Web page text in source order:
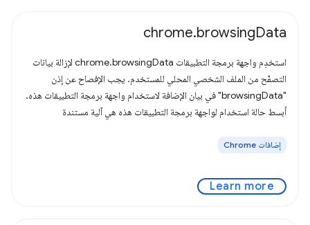
chrome.browsingData
استخدِم واجهة برمجة التطبيقات chrome.browsingData لإزالة بيانات
التصفّح من الملف الشخصي المحلي للمستخدم. يجب الإفصاح عن إذن
"browsingData" في بيان الإضافة لاستخدام واجهة برمجة التطبيقات هذه.
أبسط حالة استخدام لواجهة برمجة التطبيقات هذه هي آلية مستندة
إضافات Chrome
Learn more